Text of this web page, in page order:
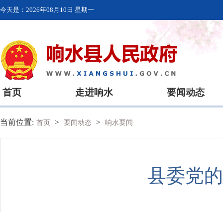
今天是： 2026年08月10日 星期一
首页 走进响水 要闻动态
当前位置: 首页 > 要闻动态 > 响水要闻
县委党